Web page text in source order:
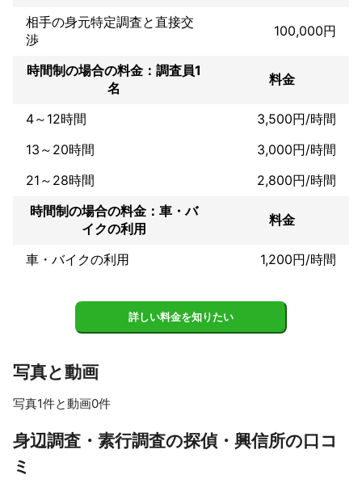
相手の身元特定調査と直接交
渉
100,000円
時間制の場合の料金：調査員1
名
料金
4～12時間
3,500円/時間
13～20時間
3,000円/時間
21～28時間
2,800円/時間
時間制の場合の料金：車・バ
イクの利用
料金
車・バイクの利用 1,200円/時間
詳しい料金を知りたい
写真と動画
写真1件と動画0件
身辺調査・素行調査の探偵・興信所の口コ
ミ